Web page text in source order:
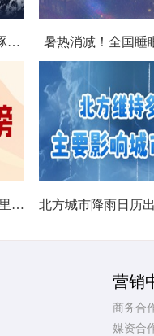
台风数字画像：马拉松台风“白海豚”将影响十余省份 暑热消减！全国睡
数据看今年7月哪里热到破纪录 哪里暑热连轴转
营销
商务合
媒资合